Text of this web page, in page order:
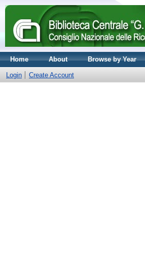
Home About Browse by Year
Login Create Account